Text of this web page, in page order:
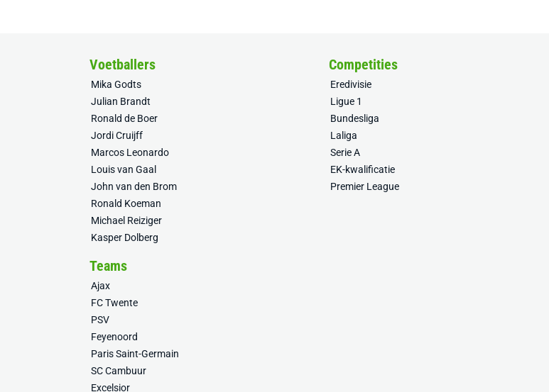
Voetballers
Mika Godts
Julian Brandt
Ronald de Boer
Jordi Cruijff
Marcos Leonardo
Louis van Gaal
John van den Brom
Ronald Koeman
Michael Reiziger
Kasper Dolberg
Competities
Eredivisie
Ligue 1
Bundesliga
Laliga
Serie A
EK-kwalificatie
Premier League
Teams
Ajax
FC Twente
PSV
Feyenoord
Paris Saint-Germain
SC Cambuur
Excelsior